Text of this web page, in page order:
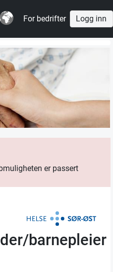
For bedrifter Logg inn
er passert
barnepleier